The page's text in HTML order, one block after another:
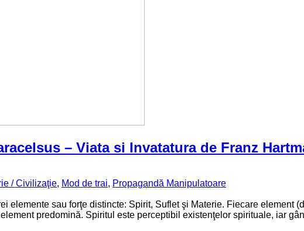
– Viata si Invatatura de Franz
/ Civilizaţie, Mod de trai, Propagandă Manipulatoare
elemente sau forţe distincte: Spirit, Suflet şi Materie. Fiecare
predomină. Spiritul este perceptibil existen­ţelor spirituale, iar